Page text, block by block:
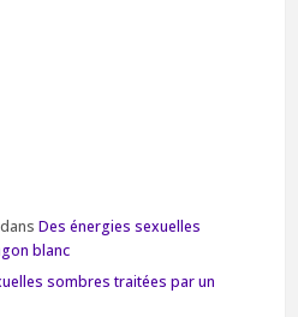
dans Des énergies sexuelles
blanc
sombres traitées par un